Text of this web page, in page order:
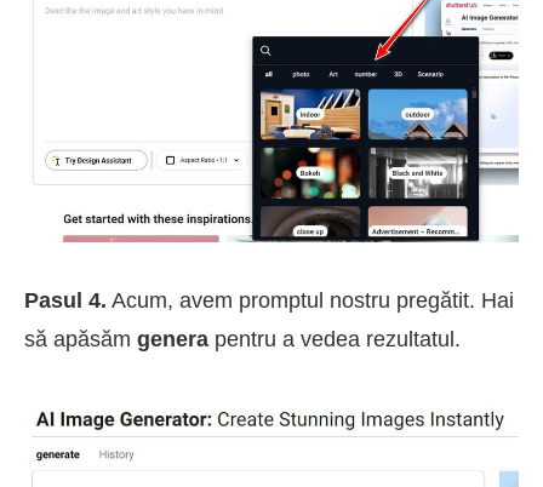
Pasul 4. Acum, avem promptul nostru pregătit. Hai
să apăsăm genera pentru a vedea rezultatul.